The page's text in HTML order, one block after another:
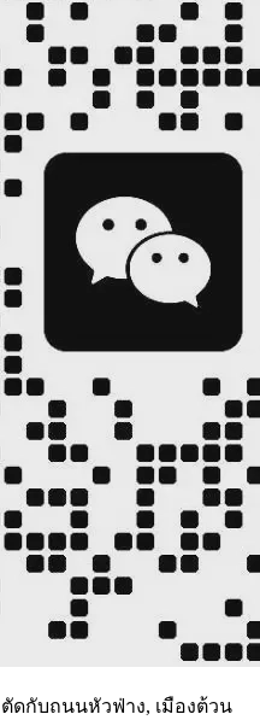
ดกับถนนหัวฟ่าง, เมืองต้วน